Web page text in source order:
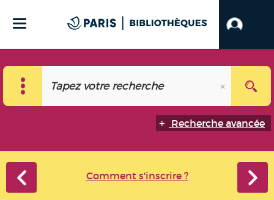
Recherche avancée
Comment s'inscrire ?